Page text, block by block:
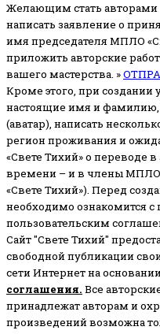
Желающим стать авторами
написать заявление о
имя председателя МПЛО
приложить авторские
вашего мастерства. »
Кроме этого, при создании
настоящие имя и фамилию,
(аватар), написать
регион проживания и
«Свете Тихий» о переводе
времени – и в члены МПЛО
«Свете Тихий»). Перед
необходимо ознакомится
пользовательским
Сайт "Свете Тихий"
свободной публикации
сети Интернет на основании
соглашения. Все
принадлежат авторам и
произведений возможна